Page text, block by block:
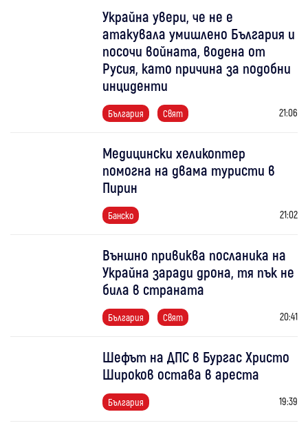
Украйна увери, че не е
атакувала умишлено България и
посочи войната, водена от
Русия, като причина за подобни
инциденти
България Свят 21:06
Медицински хеликоптер
помогна на двама туристи в
Пирин
Банско 21:02
Външно привиква посланика на
Украйна заради дрона, тя пък не
била в страната
България Свят 20:41
Шефът на ДПС в Бургас Христо
Широков остава в ареста
България 19:39